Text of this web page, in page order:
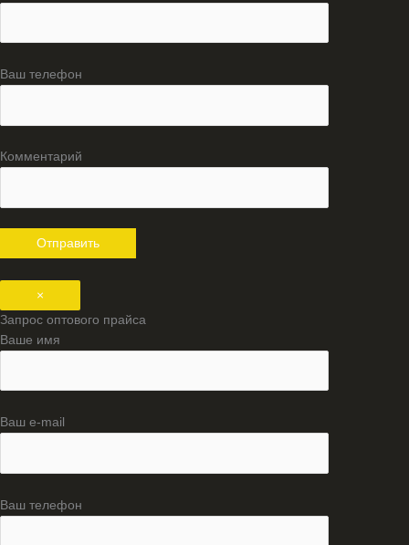
Ваш телефон
Комментарий
×
Запрос оптового прайса
Ваше имя
Ваш e-mail
Ваш телефон